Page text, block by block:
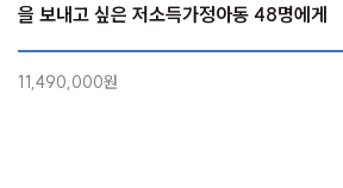
을 보내고 싶은 저소득가정아동 48명에게
11,490,000원